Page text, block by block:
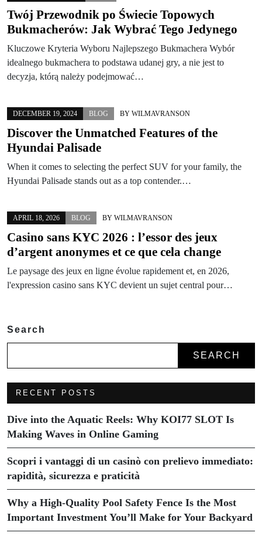
Twój Przewodnik po Świecie Topowych
Bukmacherów: Jak Wybrać Tego Jedynego
Kluczowe Kryteria Wyboru Najlepszego Bukmachera Wybór
idealnego bukmachera to podstawa udanej gry, a nie jest to
decyzja, którą należy podejmować…
DECEMBER 19, 2024 BLOG BY WILMAVRANSON
Discover the Unmatched Features of the
Hyundai Palisade
When it comes to selecting the perfect SUV for your family, the
Hyundai Palisade stands out as a top contender.…
APRIL 18, 2026 BLOG BY WILMAVRANSON
Casino sans KYC 2026 : l’essor des jeux
d’argent anonymes et ce que cela change
Le paysage des jeux en ligne évolue rapidement et, en 2026,
l'expression casino sans KYC devient un sujet central pour…
Search
SEARCH
RECENT POSTS
Dive into the Aquatic Reels: Why KOI77 SLOT Is
Making Waves in Online Gaming
Scopri i vantaggi di un casinò con prelievo immediato:
rapidità, sicurezza e praticità
Why a High-Quality Pool Safety Fence Is the Most
Important Investment You’ll Make for Your Backyard